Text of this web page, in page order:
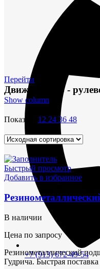
+7 (913) 672-49-54
Перейти
Движительно -
Show column
Показать 12 24 36 48
Быстрый просмотр
Добавить в избранное
В наличии
Цена по запросу
Резинометаллический
Гудрича. Быстрая поставка